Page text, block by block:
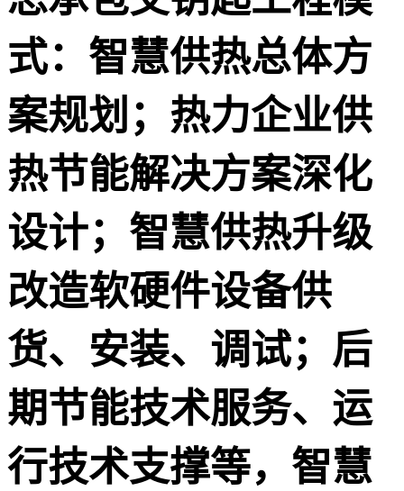
式：智慧供热总体方
案规划；热力企业供
热节能解决方案深化
设计；智慧供热升级
改造软硬件设备供
货、安装、调试；后
期节能技术服务、运
行技术支撑等，智慧